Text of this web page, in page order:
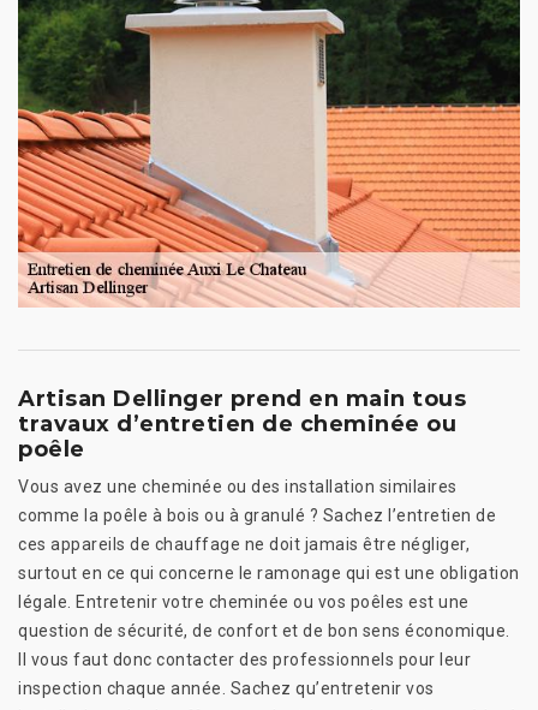
Artisan Dellinger prend en main tous
travaux d’entretien de cheminée ou
poêle
Vous avez une cheminée ou des installation similaires
comme la poêle à bois ou à granulé ? Sachez l’entretien de
ces appareils de chauffage ne doit jamais être négliger,
surtout en ce qui concerne le ramonage qui est une obligation
légale. Entretenir votre cheminée ou vos poêles est une
question de sécurité, de confort et de bon sens économique.
Il vous faut donc contacter des professionnels pour leur
inspection chaque année. Sachez qu’entretenir vos